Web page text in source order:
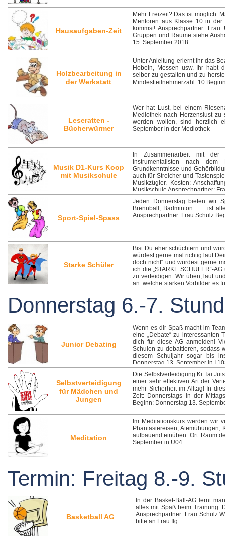
Hausaufgaben-Zeit
Mehr Freizeit? Das ist möglich.
Mentoren aus Klasse 10 in
kommst! Ansprechpartner:
Gruppen und Räume siehe
15. September 2018
Holzbearbeitung in
der Werkstatt
Unter Anleitung erlernt ihr das
Hobeln, Messen usw. Ihr habt
selber zu gestalten und zu
Mindestteilnehmerzahl: 10
Leseratten -
Bücherwürmer
Wer hat Lust, bei einem
Mediothek nach Herzenslust
werden wollen, sind herzlich
September in der Mediothek
Musik D1-Kurs Koop
mit Musikschule
In Zusammenarbeit mit
Instrumentalisten nach
Grundkenntnisse und
auch für Streicher und
Musikzügler. Kosten:
Musikschule Ansprechpartner:
Sport-Spiel-Spass
Jeden Donnerstag bieten wir
Brennball, Badminton ……ist
Ansprechpartner: Frau Schulz
Starke Schüler
Bist Du eher schüchtern und
würdest gerne mal richtig laut
doch nicht“ und würdest gerne
ich die „STARKE SCHÜLER“-
zu verteidigen. Wir üben, laut
an, welche starken Vorbilder es
5 und 6 Leitung:
Donnerstag 6.-7.
Junior Debating
Wenn es dir Spaß macht im
eine „Debate“ zu interessanten
dich für diese AG anmelden!
Schulen zu debattieren, sodass
diesem Schuljahr sogar bis
Donnerstag 13. September in I
Selbstverteidigung
für Mädchen und
Jungen
Die Selbstverteidigung Ki Tai
einer sehr effektiven Art der
mehr Sicherheit im Alltag! In
Zeit: Donnerstags in der
Beginn: Donnerstag 13.
Meditation
Im Meditationskurs werden wir
Phantasiereisen,
aufbauend einüben. Ort: Raum
September in U04
Termin: Freitag 8.-9.
Basketball AG
In der Basket-Ball-AG lernt
alles mit Spaß beim Trainung.
Ansprechpartner: Frau Schulz
bitte an Frau Ilg